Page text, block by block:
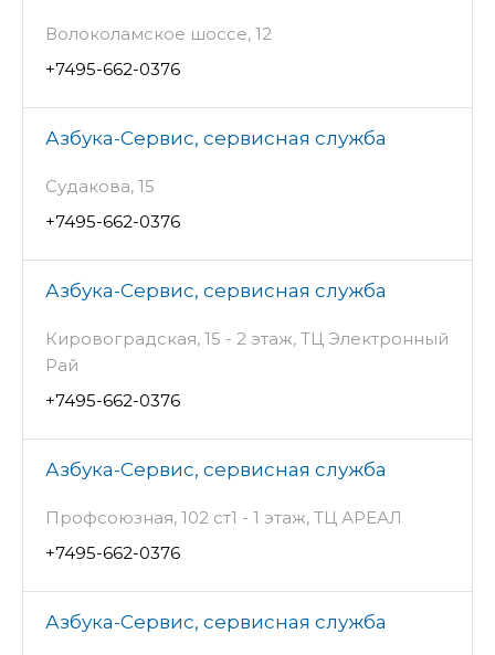
Волоколамское шоссе, 12
+7495-662-0376
Азбука-Сервис, сервисная служба
Судакова, 15
+7495-662-0376
Азбука-Сервис, сервисная служба
Кировоградская, 15 - 2 этаж, ТЦ Электронный
Рай
+7495-662-0376
Азбука-Сервис, сервисная служба
Профсоюзная, 102 ст1 - 1 этаж, ТЦ АРЕАЛ
+7495-662-0376
Азбука-Сервис, сервисная служба